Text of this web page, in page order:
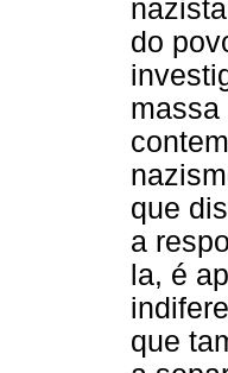
do
massa
que
a
la, é
que